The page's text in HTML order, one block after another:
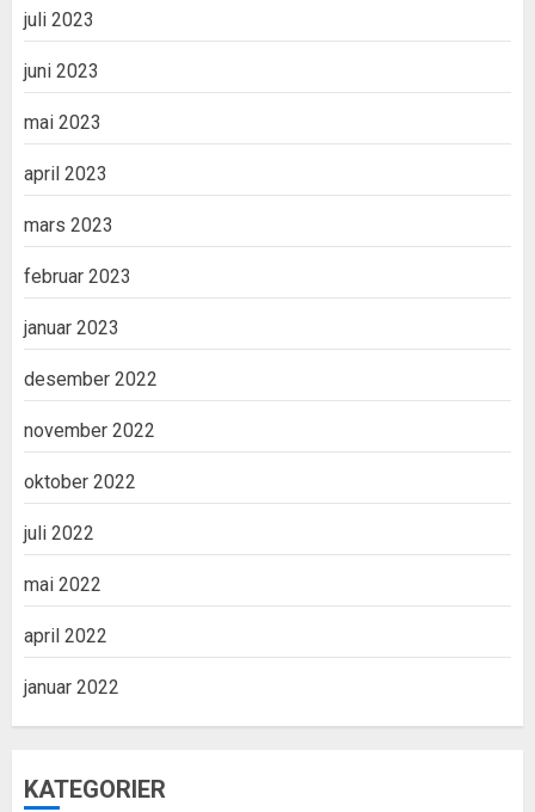
juli 2023
juni 2023
mai 2023
april 2023
mars 2023
februar 2023
januar 2023
desember 2022
november 2022
oktober 2022
juli 2022
mai 2022
april 2022
januar 2022
KATEGORIER